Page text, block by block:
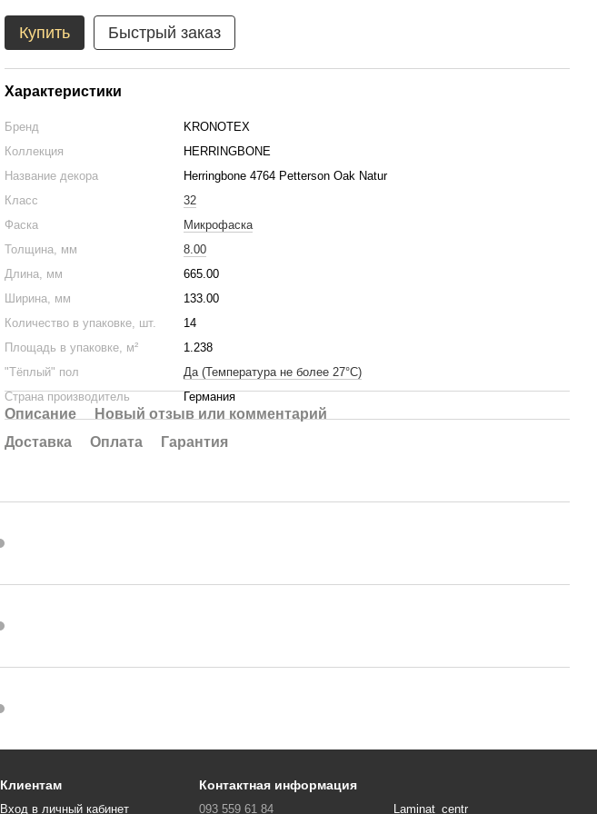
Купить Быстрый заказ
Характеристики
Бренд
KRONOTEX
Коллекция
HERRINGBONE
Название декора
Herringbone 4764 Petterson Oak Natur
Класс
32
Фаска
Микрофаска
Толщина, мм
8.00
Длина, мм
665.00
Ширина, мм
133.00
Количество в упаковке, шт.
14
Площадь в упаковке, м²
1.238
"Тёплый" пол
Да (Температура не более 27°C)
Страна производитель
Германия
Описание
Новый отзыв или комментарий
Доставка
Оплата Гарантия
Клиентам
Вход в личный кабинет
Контактная информация
093 559 61 84 Laminat_centr